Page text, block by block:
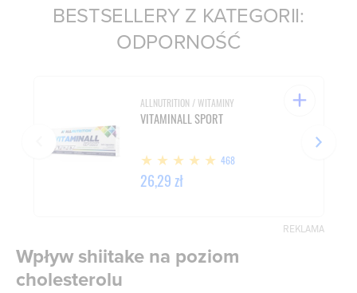
BESTSELLERY Z KATEGORII:
ODPORNOŚĆ
ALLNUTRITION / WITAMINY
VITAMINALL SPORT
468
26,29 zł
REKLAMA
Wpływ shiitake na poziom
cholesterolu